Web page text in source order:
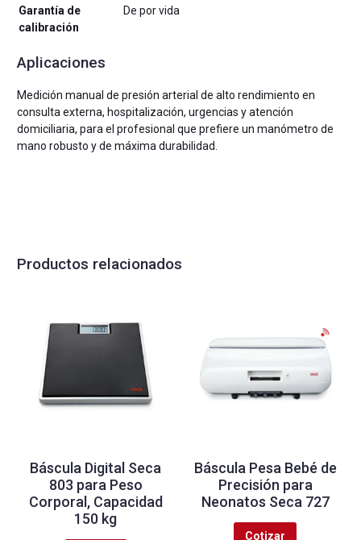
Garantía de
calibración
De por vida
Aplicaciones
Medición manual de presión arterial de alto rendimiento en
consulta externa, hospitalización, urgencias y atención
domiciliaria, para el profesional que prefiere un manómetro de
mano robusto y de máxima durabilidad.
Productos relacionados
Báscula Digital Seca
803 para Peso
Corporal, Capacidad
150 kg
Báscula Pesa Bebé de
Precisión para
Neonatos Seca 727
Cotizar